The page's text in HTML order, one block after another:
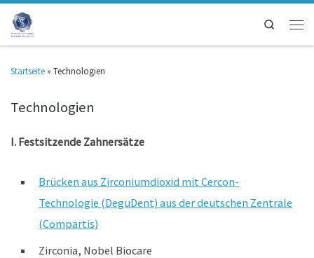
Search
Startseite » Technologien
Technologien
I. Festsitzende Zahnersätze
Brücken aus Zirconiumdioxid mit Cercon-
Technologie (DeguDent) aus der deutschen Zentrale
(Compartis)
Zirconia, Nobel Biocare